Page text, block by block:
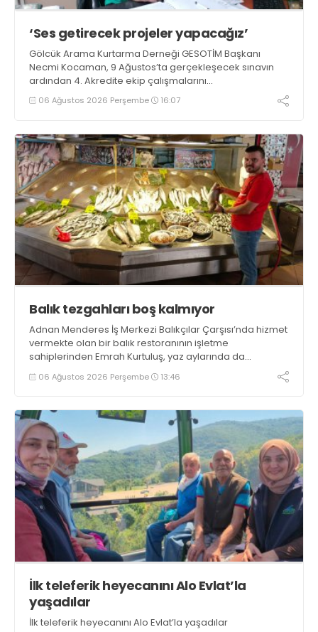
‘Ses getirecek projeler yapacağız’
Gölcük Arama Kurtarma Derneği GESOTİM Başkanı
Necmi Kocaman, 9 Ağustos’ta gerçekleşecek sınavın
ardından 4. Akredite ekip çalışmalarını
tamamlayacaklarını ifade ederek açıklamalarda
bulundu. Kocaman, “Gölcük’te ve Kocaeli genelinde ses
06 Ağustos 2026 Perşembe 16:07
Balık tezgahları boş kalmıyor
Adnan Menderes İş Merkezi Balıkçılar Çarşısı’nda hizmet
vermekte olan bir balık restoranının işletme
sahiplerinden Emrah Kurtuluş, yaz aylarında da
tezgahlarda taze balık bulunduğunu ifade ederek “Yıl
boyunca tezgahlarda taze balık bulmak mümkün
06 Ağustos 2026 Perşembe 13:46
İlk teleferik heyecanını Alo Evlat’la
yaşadılar
İlk teleferik heyecanını Alo Evlat’la yaşadılar